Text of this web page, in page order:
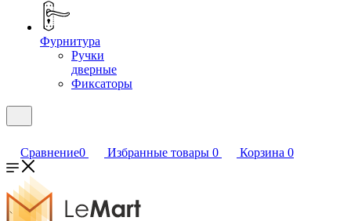
Фурнитура
Ручки
дверные
Фиксаторы
Сравнение0 Избранные товары 0 Корзина 0